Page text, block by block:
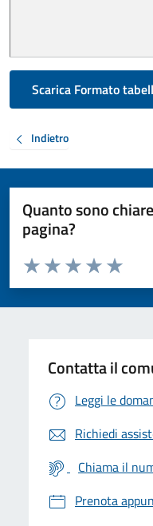
Scarica Formato
Indietro
Quanto sono
pagina?
Valuta da 1 a 5 stelle la pagina
Valuta
Valuta 4
Valuta 3 stelle
Valuta 2 stelle su 5
Valuta 1 stelle su 5
Contatta il
Leggi le
Richiedi
Chiama il
Prenota